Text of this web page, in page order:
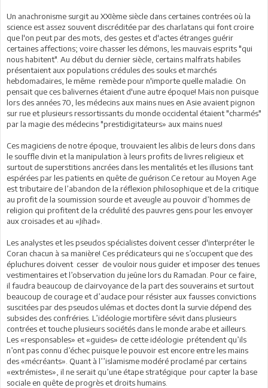
Un anachronisme surgit au XXIème siècle dans certaines contrées où la
science est assez souvent discréditée par des charlatans qui font croire
que l'on peut par des mots, des gestes et d'actes étranges guérir
certaines affections; voire chasser les démons, les mauvais esprits "qui
nous habitent". Au début du dernier siècle, certains malfrats habiles
présentaient aux populations crédules des souks et marchés
hebdomadaires, le même remède pour n'importe quelle maladie. On
pensait que ces balivernes étaient d'une autre époque! Mais non puisque
lors des années 70, les médecins aux mains nues en Asie avaient pignon
sur rue et plusieurs ressortissants du monde occidental étaient "charmés"
par la magie des médecins "prestidigitateurs» aux mains nues!
Ces magiciens de notre époque, trouvaient les alibis de leurs dons dans
le souffle divin et la manipulation à leurs profits de livres religieux et
surtout de superstitions ancrées dans les mentalités et les illusions tant
espérées par les patients en quête de guérison.Ce retour au Moyen Age
est tributaire de l’abandon de la réflexion philosophique et de la critique
au profit de la soumission sourde et aveugle au pouvoir d’hommes de
religion qui profitent de la crédulité des pauvres gens pour les envoyer
aux croisades et au «Jihad».
Les analystes et les pseudos spécialistes doivent cesser d'interpréter le
Coran chacun à sa manière! Ces prédicateurs qui ne s’occupent que des
épluchures doivent cesser de vouloir nous guider et imposer des tenues
vestimentaires et l’observation du jeûne lors du Ramadan. Pour ce faire,
il faudra beaucoup de clairvoyance de la part des souverains et surtout
beaucoup de courage et d’audace pour résister aux fausses convictions
suscitées par des pseudos ulémas et doctes dont la survie dépend des
subsides des confréries. L’idéologie mortifère sévit dans plusieurs
contrées et touche plusieurs sociétés dans le monde arabe et ailleurs.
Les «responsables» et «guides» de cette idéologie prétendent qu’ils
n’ont pas connu d’échec puisque le pouvoir est encore entre les mains
des «mécréants». Quant à l’’islamisme modéré proclamé par certains
«extrémistes», il ne serait qu’une étape stratégique pour capter la base
sociale en quête de progrès et droits humains.